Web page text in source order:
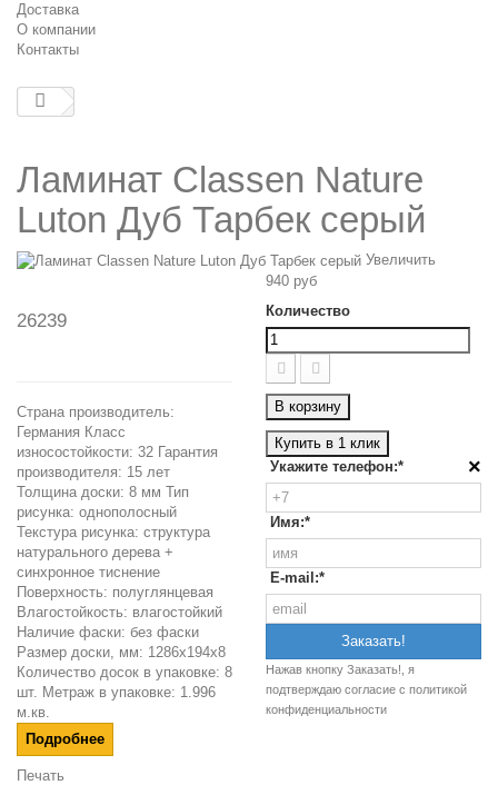
Доставка
О компании
Контакты
Ламинат Classen Nature
Luton Дуб Тарбек серый
Увеличить
26239
Страна производитель:
Германия Класс
износостойкости: 32 Гарантия
производителя: 15 лет
Толщина доски: 8 мм Тип
рисунка: однополосный
Текстура рисунка: структура
натурального дерева +
синхронное тиснение
Поверхность: полуглянцевая
Влагостойкость: влагостойкий
Наличие фаски: без фаски
Размер доски, мм: 1286x194x8
Количество досок в упаковке: 8
шт. Метраж в упаковке: 1.996
м.кв.
Подробнее
Печать
940 руб
Количество
В корзину
Купить в 1 клик
×
Укажите телефон:*
Имя:*
E-mail:*
Нажав кнопку Заказать!, я
подтверждаю согласие c политикой
конфиденциальности